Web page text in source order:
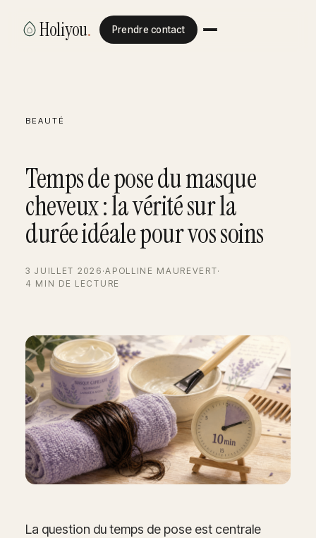
Holiyou. Prendre contact
BEAUTÉ
Temps de pose du masque
cheveux : la vérité sur la
durée idéale pour vos soins
3 JUILLET 2026 ·APOLLINE MAUREVERT·
4 MIN DE LECTURE
La question du temps de pose est centrale